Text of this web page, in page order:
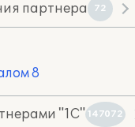
партнера 72
8
"1С" 147072